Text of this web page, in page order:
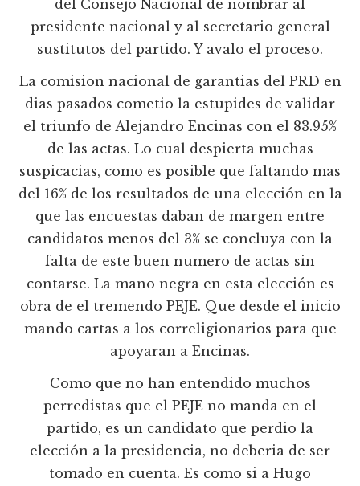
del Consejo Nacional de nombrar al
presidente nacional y al secretario general
sustitutos del partido. Y avalo el proceso.
La comision nacional de garantias del PRD en
dias pasados cometio la estupides de validar
el triunfo de Alejandro Encinas con el 83.95%
de las actas. Lo cual despierta muchas
suspicacias, como es posible que faltando mas
del 16% de los resultados de una elección en la
que las encuestas daban de margen entre
candidatos menos del 3% se concluya con la
falta de este buen numero de actas sin
contarse. La mano negra en esta elección es
obra de el tremendo PEJE. Que desde el inicio
mando cartas a los correligionarios para que
apoyaran a Encinas.
Como que no han entendido muchos
perredistas que el PEJE no manda en el
partido, es un candidato que perdio la
elección a la presidencia, no deberia de ser
tomado en cuenta. Es como si a Hugo